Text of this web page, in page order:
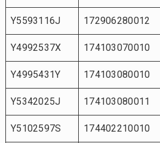
Y5593116J 172906280012
Y4992537X 174103070010
Y4995431Y 174103080010
Y5342025J 174103080011
Y5102597S 174402210010